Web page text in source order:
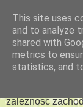
Apetyt
Bo jesteś tym,
zależność
This site uses
and to analyze
shared with
metrics to
statistics, and